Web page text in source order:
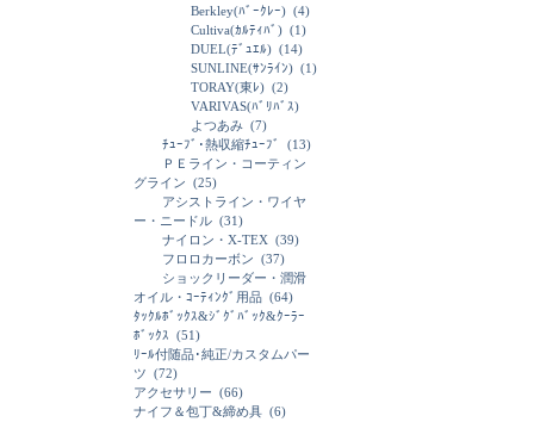
Berkley(ﾊﾞｰｸﾚｰ) (4)
Cultiva(ｶﾙﾃｨﾊﾞ) (1)
DUEL(ﾃﾞｭｴﾙ) (14)
SUNLINE(ｻﾝﾗｲﾝ) (1)
TORAY(東ﾚ) (2)
VARIVAS(ﾊﾞﾘﾊﾞｽ)
よつあみ (7)
ﾁｭｰﾌﾞ･熱収縮ﾁｭｰﾌﾞ
(13)
ＰＥライン・コーティン
グライン (25)
アシストライン・ワイヤ
ー・ニードル (31)
ナイロン・X-TEX (39)
フロロカーボン (37)
ショックリーダー・潤滑
オイル・ｺｰﾃｨﾝｸﾞ用品 (64)
ﾀｯｸﾙﾎﾞｯｸｽ&ｼﾞｸﾞﾊﾞｯｸ&ｸｰﾗｰ
ﾎﾞｯｸｽ (51)
ﾘｰﾙ付随品･純正/カスタムパー
ツ (72)
アクセサリー (66)
ナイフ＆包丁&締め具 (6)